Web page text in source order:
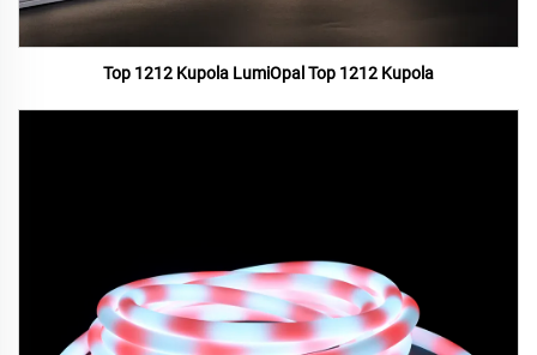
Top 1212 Kupola LumiOpal Top 1212 Kupola